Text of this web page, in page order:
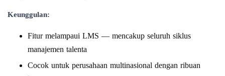
Keunggulan:
Fitur melampaui LMS — mencakup seluruh siklus
manajemen talenta
Cocok untuk perusahaan multinasional dengan ribuan